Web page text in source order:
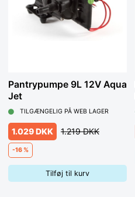
Pantrypumpe 9L 12V Aqua
Jet
TILGÆNGELIG PÅ WEB LAGER
1.029 DKK 1.219 DKK
-16 %
Tilføj til kurv